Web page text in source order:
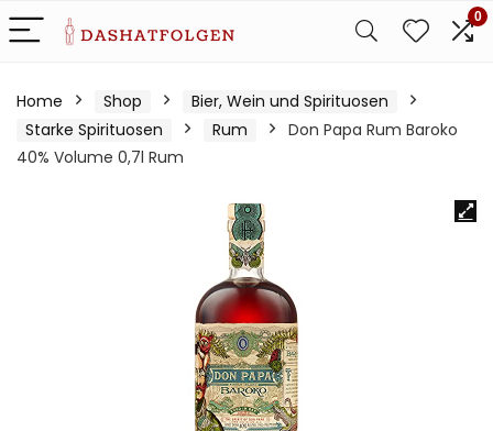
0
Home Shop
Bier, Wein und Spirituosen
Starke Spirituosen
Rum
Don Papa Rum Baroko
40% Volume 0,7l Rum